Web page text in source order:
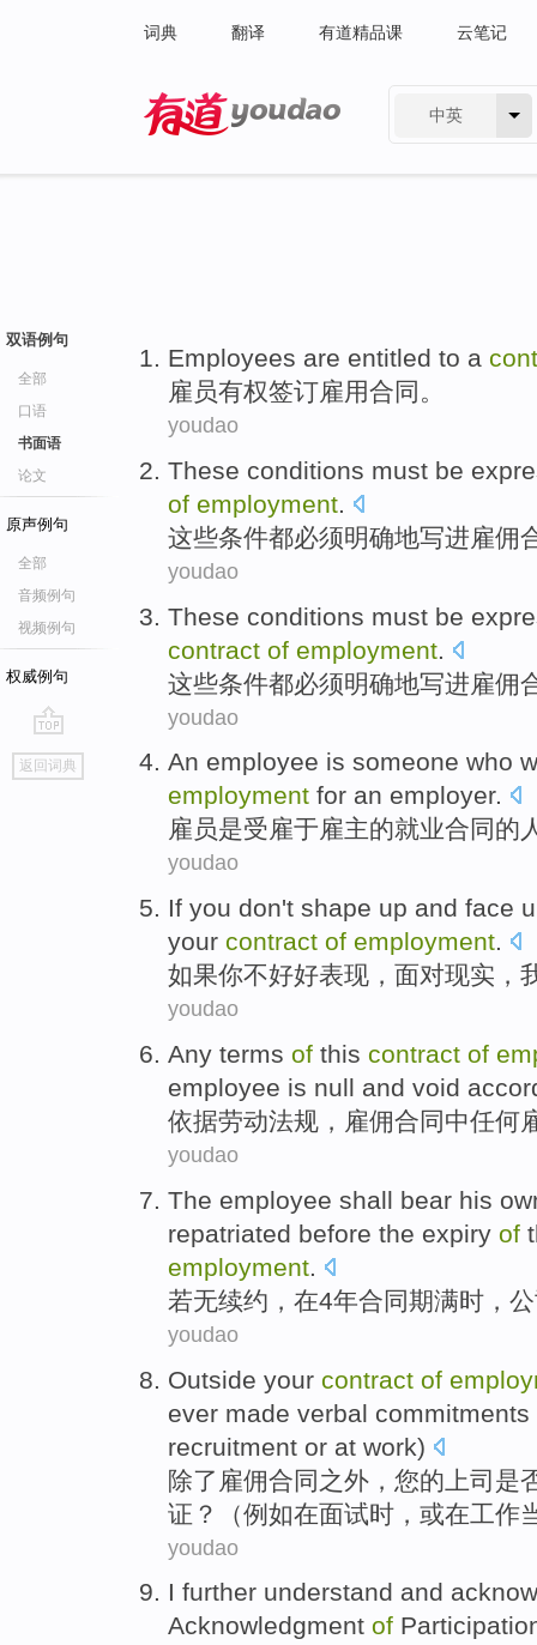
词典 翻译 有道精品课 云笔记
中英
双语例句
全部
口语
书面语
论文
原声例句
全部
音频例句
视频例句
权威例句
go
top
返回词典
Employees are entitled to a
雇员有权签订雇用合同。
youdao
These conditions must be
of employment.
这些条件都必须明确地写进雇佣
youdao
These conditions must be
contract of employment
这些条件都必须明确地写进雇佣
youdao
An employee is someone who
employment for an employer.
雇员是受雇于雇主的就业合同的
youdao
If you don't shape up and face
your contract of employment.
如果你不好好表现， 面对现实 ，
youdao
Any terms of this contract of
employee is null and void
依据劳动法规， 雇佣合同中任何
youdao
The employee shall bear his
repatriated before the expiry of
employment.
若无续约 ， 在4年合同期满时 ，
youdao
Outside your contract of
ever made verbal commitments
recruitment or at work)
除了 雇佣合同 之外， 您的 上司 是
证 ？（例如在面试时 ，或在工作
youdao
I further understand and
Acknowledgment of